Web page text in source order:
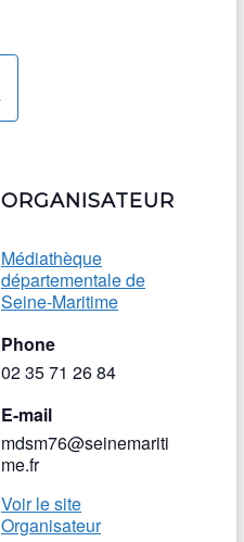
ORGANISATEUR
Médiathèque
départementale de
Seine-Maritime
Phone
02 35 71 26 84
E-mail
mdsm76@seinemariti
me.fr
Voir le site
Organisateur